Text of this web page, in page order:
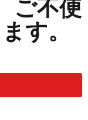
ご不便
す。